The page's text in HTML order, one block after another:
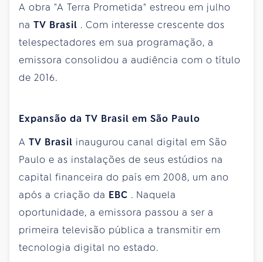
A obra "A Terra Prometida" estreou em julho
na TV Brasil . Com interesse crescente dos
telespectadores em sua programação, a
emissora consolidou a audiência com o título
de 2016.
Expansão da TV Brasil em São Paulo
A TV Brasil inaugurou canal digital em São
Paulo e as instalações de seus estúdios na
capital financeira do país em 2008, um ano
após a criação da EBC . Naquela
oportunidade, a emissora passou a ser a
primeira televisão pública a transmitir em
tecnologia digital no estado.